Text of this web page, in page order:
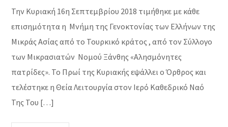
Την Κυριακή 16η Σεπτεμβρίου 2018 τιμήθηκε με κάθε
επισημότητα η Μνήμη της Γενοκτονίας των Ελλήνων της
Μικράς Ασίας από το Τουρκικό κράτος , από τον Σύλλογο
των Μικρασιατών Νομού Ξάνθης «Αλησμόνητες
πατρίδες». Το Πρωί της Κυριακής εψάλλει ο Όρθρος και
τελέστηκε η Θεία Λειτουργία στον Ιερό Καθεδρικό Ναό
Της Του […]